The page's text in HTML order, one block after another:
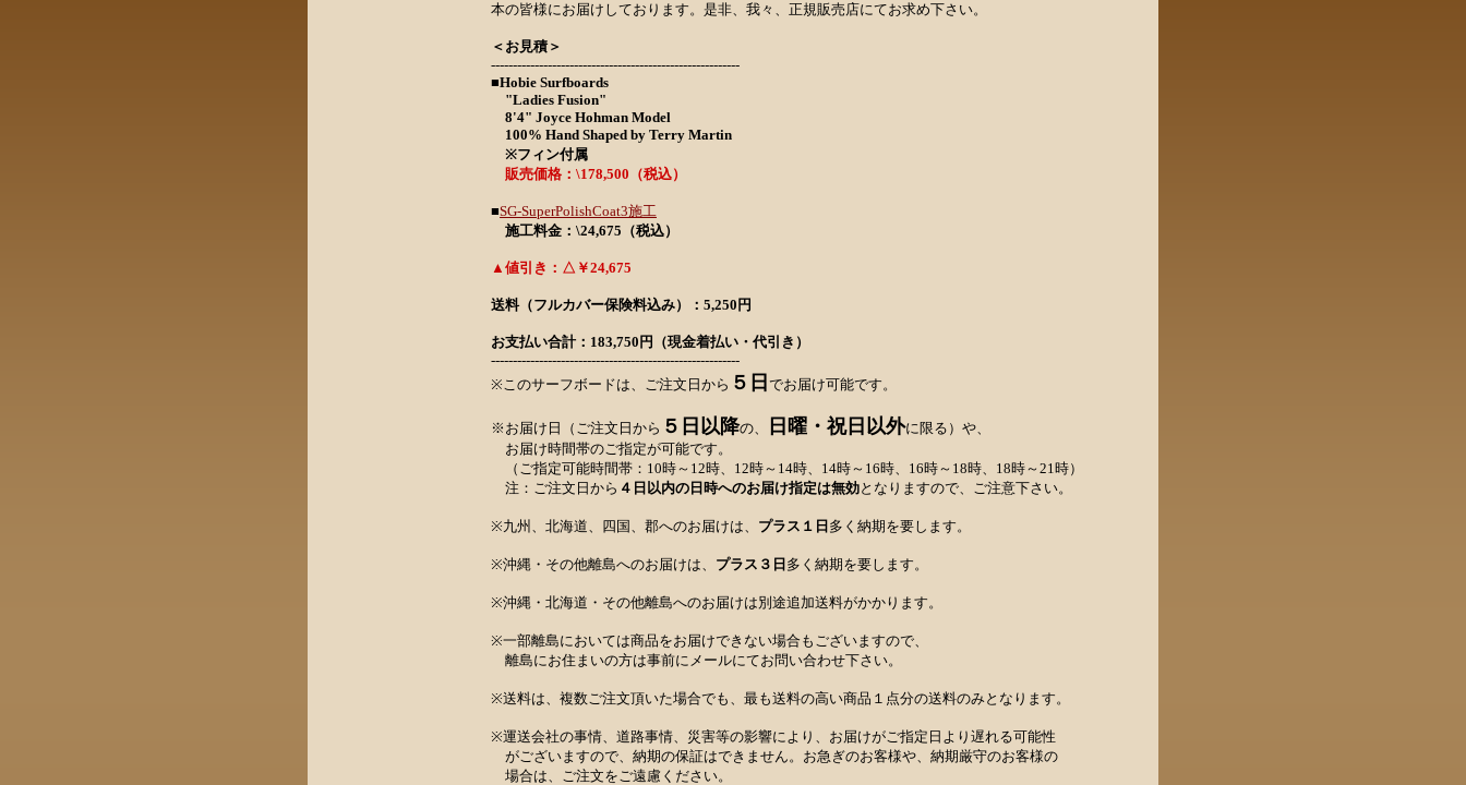
本の皆様にお届けしております。是非、我々、正規販売店にてお求め下さい。
＜お見積＞
---------------------------------------------------------
■Hobie Surfboards
"Ladies Fusion"
8'4" Joyce Hohman Model
100% Hand Shaped by Terry Martin
※フィン付属
販売価格：\178,500（税込）
■SG-SuperPolishCoat3施工
施工料金：\24,675（税込）
▲値引き：△￥24,675
送料（フルカバー保険料込み）：5,250円
お支払い合計：183,750円（現金着払い・代引き）
---------------------------------------------------------
※このサーフボードは、ご注文日から ５日 でお届け可能です。
※お届け日（ご注文日から ５日以降の、 日曜・祝日以外に限る）や、
お届け時間帯のご指定が可能です。
（ご指定可能時間帯：10時～12時、12時～14時、14時～16時、16時～18時、18時～21時）
注：ご注文日から ４日以内の日時へのお届け指定は無効となりますので、ご注意下さい。
※九州、北海道、四国、郡へのお届けは、 プラス１日 多く納期を要します。
※沖縄・その他離島へのお届けは、 プラス３日 多く納期を要します。
※沖縄・北海道・その他離島へのお届けは別途追加送料がかかります。
※一部離島においては商品をお届けできない場合もございますので、
離島にお住まいの方は事前にメールにてお問い合わせ下さい。
※送料は、複数ご注文頂いた場合でも、最も送料の高い商品１点分の送料のみとなります。
※運送会社の事情、道路事情、災害等の影響により、お届けがご指定日より遅れる可能性
がございますので、納期の保証はできません。お急ぎのお客様や、納期厳守のお客様の
場合は、ご注文をご遠慮ください。